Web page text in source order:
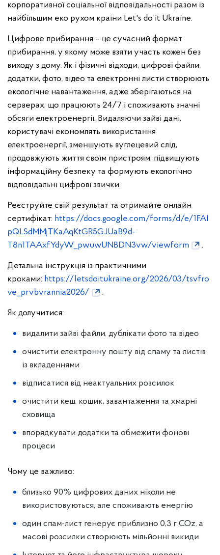
корпоративної соціальної відповідальності разом із
найбільшим еко рухом країни Let's do it Ukraine.
Цифрове прибирання – це сучасний формат
прибирання, у якому може взяти участь кожен без
виходу з дому. Як і фізичні відходи, цифрові файли,
додатки, фото, відео та електронні листи створюють
екологічне навантаження, адже зберігаються на
серверах, що працюють 24/7 і споживають значні
обсяги електроенергії. Видаляючи зайві дані,
користувачі економлять використання
електроенергії, зменшують вуглецевий слід,
продовжують життя своїм пристроям, підвищують
інформаційну безпеку та формують екологічно
відповідальні цифрові звички.
Реєструйте свій результат та отримайте онлайн
сертифікат: https://docs.google.com/forms/d/e/1FAI
pQLSdMMjTKaAqKtGR5GJUaB9d-
T8n1TAAxfYdyW_pwuwUNBDN3vw/viewform
.
Детальна інструкція із практичними
кроками: https://letsdoitukraine.org/2026/03/tsvfro
ve_prvbvrannia2026/
.
Як долучитися:
видалити зайві файли, дублікати фото та відео
очистити електронну пошту від спаму та листів
із вкладеннями
відписатися від неактуальних розсилок
очистити кеш, кошик, завантаження та хмарні
сховища
впорядкувати додатки та обмежити фонові
процеси
Чому це важливо:
близько 90% цифрових даних ніколи не
використовуються, але споживають енергію
один спам-лист генерує приблизно 0,3 г COz, а
масові розсилки створюють мільйонні викиди